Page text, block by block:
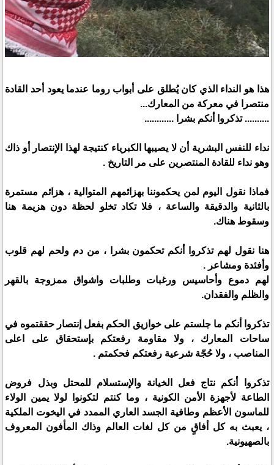
هذا هو النداء الذي كان يُطلق على أبواب روما عندما يعود أحد القادة
منتصرا في معركة من المعارك...
.......... تذكروا أنكم بشرا ............
نداء للنفس البشرية أن لا يصيبها الكبرياء كنتيجة لهذا الإنتصار أو ذاك
وهو نداء للقادة المنتصرين على مر التاريخ .
فماذا نقول اليوم لمن يحكموننا بهزائمهم المتوالية ، هزائم مستمرة
بالثانية والدقيقة والساعة ، فلا تكاد تخلو لحظة دون هزيمة هنا
وسقوط هناك.
هنا نقول لهم تذكروا أنكم تحكمون بشرا ، من دم ولحم لهم قلوب
وأفئدة ومشاعر .
لهم دموع وأحاسيس ورغبات وطلبات واشواق ممزوجة بالقهر
والظلم والفقدان.
تذكروا أنكم ما جلستم على خوازيق الحكم بفعل إنتصار حققتموه في
ساحات المعارك ، ولا مقاومة رفعتكم بإستحقاق على اعلى
المناصب ، ولا حُجّة شرعية رفعتكم فحكمتم .
تذكروا أنكم نتاج فعل الخيانة والإستسلام للمحتل وبذل فروض
الطاعة لأجهزة الأمن الكونية ، وما كنتم لتكونوا لولا يمين الولاء
للماسون الأعظم وطافية الجسد العاري الممدد في اليخوت الملكية
، يعبث به كل أفاقٍ من كل لغات العالم وذاك المأفون المعروف
بالصهيونية.